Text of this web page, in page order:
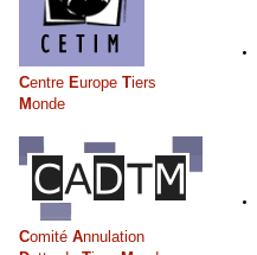
Centre Europe Tiers
Monde
Comité Annulation